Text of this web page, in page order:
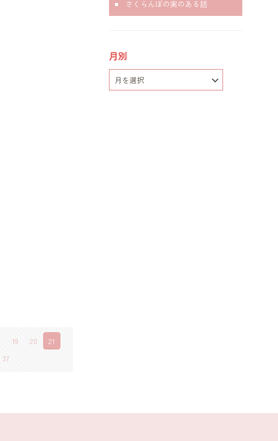
19 20
21
37
さくらんぼの実のある話
月別